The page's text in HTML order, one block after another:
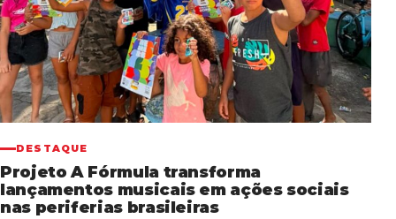
DESTAQUE
Projeto A Fórmula transforma
lançamentos musicais em ações sociais
nas periferias brasileiras